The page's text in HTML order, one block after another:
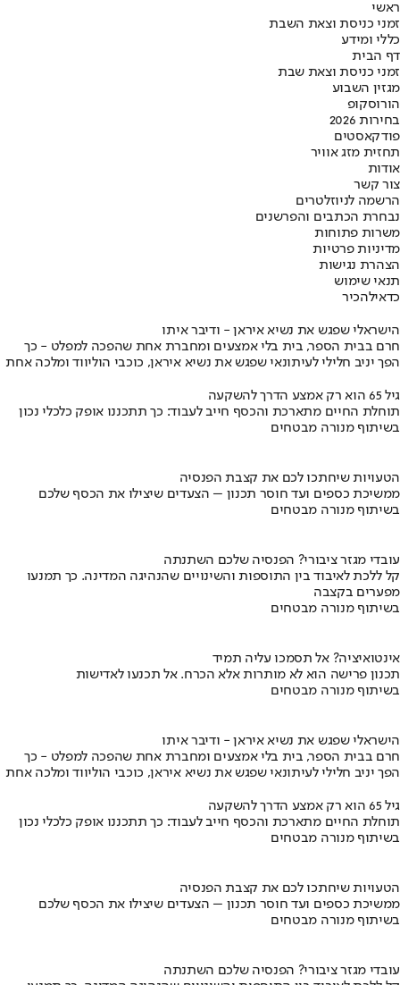
ראשי
זמני כניסת וצאת השבת
כללי ומידע
דף הבית
זמני כניסת וצאת שבת
מגזין השבוע
הורוסקופ
בחירות 2026
פודקאסטים
תחזית מזג אוויר
אודות
צור קשר
הרשמה לניוזלטרים
נבחרת הכתבים והפרשנים
משרות פתוחות
מדיניות פרטיות
הצהרת נגישות
תנאי שימוש
כדאילהכיר
הישראלי שפגש את נשיא איראן - ודיבר איתו
חרם בבית הספר, בית בלי אמצעים ומחברת אחת שהפכה למפלט - כך
הפך יניב חלילי לעיתונאי שפגש את נשיא איראן, כוכבי הוליווד ומלכה אחת
גיל 65 הוא רק אמצע הדרך להשקעה
תוחלת החיים מתארכת והכסף חייב לעבוד: כך תתכננו אופק כלכלי נכון
בשיתוף מנורה מבטחים
הטעויות שיחתכו לכם את קצבת הפנסיה
ממשיכת כספים ועד חוסר תכנון – הצעדים שיצילו את הכסף שלכם
בשיתוף מנורה מבטחים
עובדי מגזר ציבורי? הפנסיה שלכם השתנתה
קל ללכת לאיבוד בין התוספות והשינויים שהנהיגה המדינה. כך תמנעו
מפערים בקצבה
בשיתוף מנורה מבטחים
אינטואיציה? אל תסמכו עליה תמיד
תכנון פרישה הוא לא מותרות אלא הכרח. אל תכנעו לאדישות
בשיתוף מנורה מבטחים
הישראלי שפגש את נשיא איראן - ודיבר איתו
חרם בבית הספר, בית בלי אמצעים ומחברת אחת שהפכה למפלט - כך
הפך יניב חלילי לעיתונאי שפגש את נשיא איראן, כוכבי הוליווד ומלכה אחת
גיל 65 הוא רק אמצע הדרך להשקעה
תוחלת החיים מתארכת והכסף חייב לעבוד: כך תתכננו אופק כלכלי נכון
בשיתוף מנורה מבטחים
הטעויות שיחתכו לכם את קצבת הפנסיה
ממשיכת כספים ועד חוסר תכנון – הצעדים שיצילו את הכסף שלכם
בשיתוף מנורה מבטחים
עובדי מגזר ציבורי? הפנסיה שלכם השתנתה